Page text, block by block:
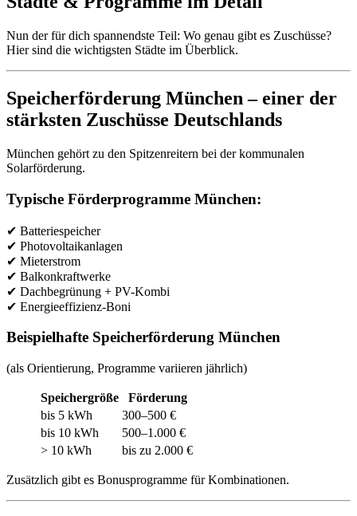
Nun der für dich spannendste Teil: Wo genau gibt es Zuschüsse?
Hier sind die wichtigsten Städte im Überblick.
Speicherförderung München – einer der
stärksten Zuschüsse Deutschlands
München gehört zu den Spitzenreitern bei der kommunalen
Solarförderung.
Typische Förderprogramme München:
✔ Batteriespeicher
✔ Photovoltaikanlagen
✔ Mieterstrom
✔ Balkonkraftwerke
✔ Dachbegrünung + PV-Kombi
✔ Energieeffizienz-Boni
Beispielhafte Speicherförderung München
(als Orientierung, Programme variieren jährlich)
Speichergröße
Förderung
bis 5 kWh
300–500 €
bis 10 kWh
500–1.000 €
> 10 kWh
bis zu 2.000 €
Zusätzlich gibt es Bonusprogramme für Kombinationen.